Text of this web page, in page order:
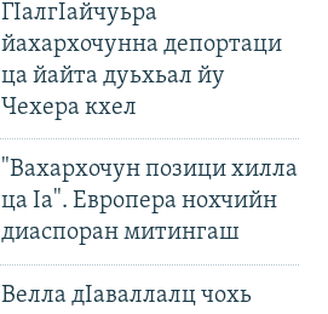
ГIалгIайчуьра
йахархочунна депортаци
ца йайта дуьхьал йу
Чехера кхел
"Вахархочун позици хилла
ца Iа". Европера нохчийн
диаспоран митингаш
Велла дIаваллалц чохь